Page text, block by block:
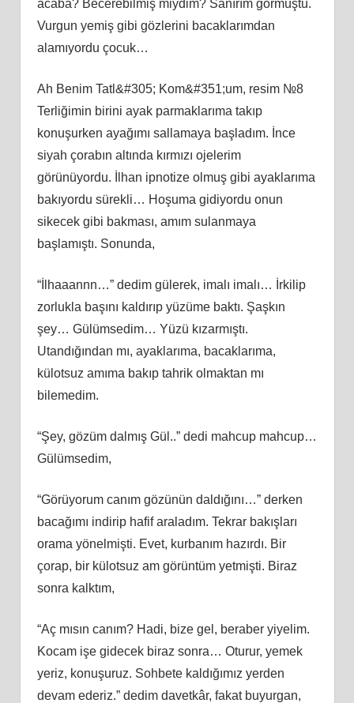
acaba? Becerebilmiş miydim? Sanırım görmüştü.
Vurgun yemiş gibi gözlerini bacaklarımdan
alamıyordu çocuk…
Ah Benim Tatl&#305; Kom&#351;um, resim №8
Terliğimin birini ayak parmaklarıma takıp
konuşurken ayağımı sallamaya başladım. İnce
siyah çorabın altında kırmızı ojelerim
görünüyordu. İlhan ipnotize olmuş gibi ayaklarıma
bakıyordu sürekli… Hoşuma gidiyordu onun
sikecek gibi bakması, amım sulanmaya
başlamıştı. Sonunda,
“İlhaaannn…” dedim gülerek, imalı imalı… İrkilip
zorlukla başını kaldırıp yüzüme baktı. Şaşkın
şey… Gülümsedim… Yüzü kızarmıştı.
Utandığından mı, ayaklarıma, bacaklarıma,
külotsuz amıma bakıp tahrik olmaktan mı
bilemedim.
“Şey, gözüm dalmış Gül..” dedi mahcup mahcup…
Gülümsedim,
“Görüyorum canım gözünün daldığını…” derken
bacağımı indirip hafif araladım. Tekrar bakışları
orama yönelmişti. Evet, kurbanım hazırdı. Bir
çorap, bir külotsuz am görüntüm yetmişti. Biraz
sonra kalktım,
“Aç mısın canım? Hadi, bize gel, beraber yiyelim.
Kocam işe gidecek biraz sonra… Oturur, yemek
yeriz, konuşuruz. Sohbete kaldığımız yerden
devam ederiz.” dedim davetkâr, fakat buyurgan,